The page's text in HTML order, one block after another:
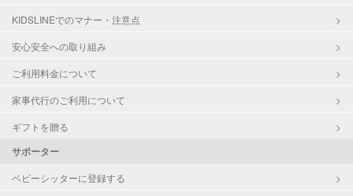
KIDSLINEでのマナー・注意点
安心安全への取り組み
ご利用料金について
家事代行のご利用について
ギフトを贈る
サポーター
ベビーシッターに登録する